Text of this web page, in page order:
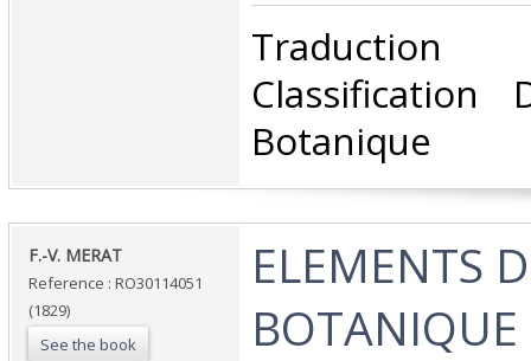
‎Traduction
Classification
Botanique‎
‎F.-V. MERAT‎
Reference : RO30114051
(1829)
See the book
‎ELEMENTS
BOTANIQUE‎